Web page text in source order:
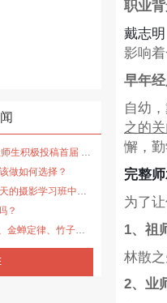
职业背
戴志明
影响
早年经
自幼
之的
懈，
完整
为了
1、祖
林散
2、业
首届 “真如杯” 书法大赛
做如何选择？
得到老师和助教的好评！
？
蝉定律、竹子定律